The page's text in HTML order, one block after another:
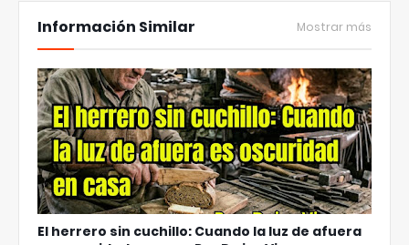
Información Similar Mostrar más
El herrero sin cuchillo: Cuando la luz de afuera